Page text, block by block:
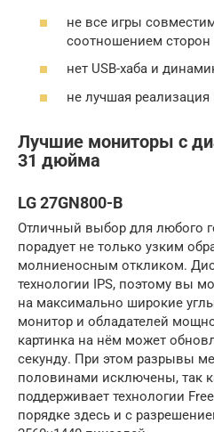
не все игры
соотношением сторон
нет USB-хаба и
не лучшая реализация
Лучшие мониторы с
31 дюйма
LG 27GN800-B
Отличный выбор для любого
порадует не только узким
молниеносным откликом.
технологии IPS, поэтому вы
на максимально широкие
монитор и обладателей
картинка на нём может
секунду. При этом разрывы
половинами исключены, так
поддерживает технологии
порядке здесь и с